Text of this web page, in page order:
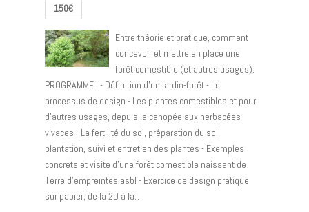
150€
Entre théorie et pratique, comment
concevoir et mettre en place une
forêt comestible (et autres usages).
PROGRAMME : - Définition d'un jardin-forêt - Le
processus de design - Les plantes comestibles et pour
d'autres usages, depuis la canopée aux herbacées
vivaces - La fertilité du sol, préparation du sol,
plantation, suivi et entretien des plantes - Exemples
concrets et visite d'une forêt comestible naissant de
Terre d'empreintes asbl - Exercice de design pratique
sur papier, de la 2D à la…